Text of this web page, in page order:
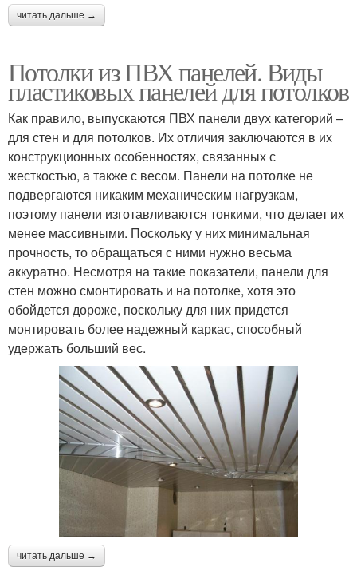
читать дальше →
Потолки из ПВХ панелей. Виды
пластиковых панелей для потолков
Как правило, выпускаются ПВХ панели двух категорий –
для стен и для потолков. Их отличия заключаются в их
конструкционных особенностях, связанных с
жесткостью, а также с весом. Панели на потолке не
подвергаются никаким механическим нагрузкам,
поэтому панели изготавливаются тонкими, что делает их
менее массивными. Поскольку у них минимальная
прочность, то обращаться с ними нужно весьма
аккуратно. Несмотря на такие показатели, панели для
стен можно смонтировать и на потолке, хотя это
обойдется дороже, поскольку для них придется
монтировать более надежный каркас, способный
удержать больший вес.
читать дальше →